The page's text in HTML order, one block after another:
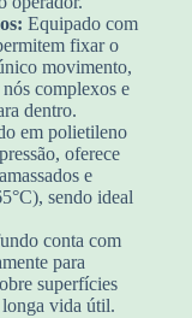
Equipado com
fixar o
movimento,
complexos e
dentro.
em polietileno
oferece
e
sendo ideal
conta com
para
superfícies
longa vida útil.